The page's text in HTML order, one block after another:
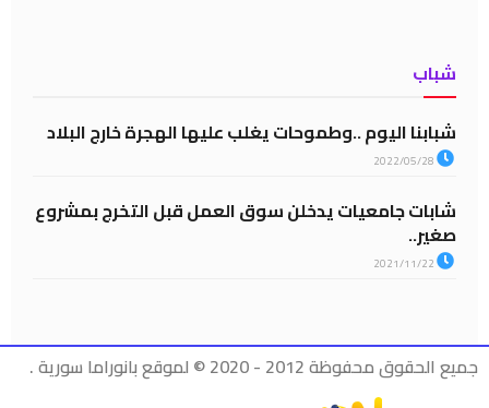
شباب
شبابنا اليوم ..وطموحات يغلب عليها الهجرة خارج البلاد
شابات جامعيات يدخلن سوق العمل قبل التخرج بمشروع
صغير..
جميع الحقوق محفوظة 2012 - 2020 © لموقع بانوراما سورية .